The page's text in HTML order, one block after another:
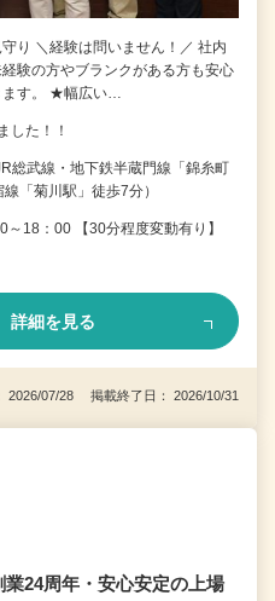
り ＼経験は問いません！／ 社内
験の方やブランクがある方も安心
ます。 ★幅広い…
た！！
総武線・地下鉄半蔵門線「錦糸町
「菊川駅」徒歩7分）
18：00 【30分程度変動有り】
詳細を見る
2026/07/28 掲載終了日： 2026/10/31
24周年・安心安定の上場